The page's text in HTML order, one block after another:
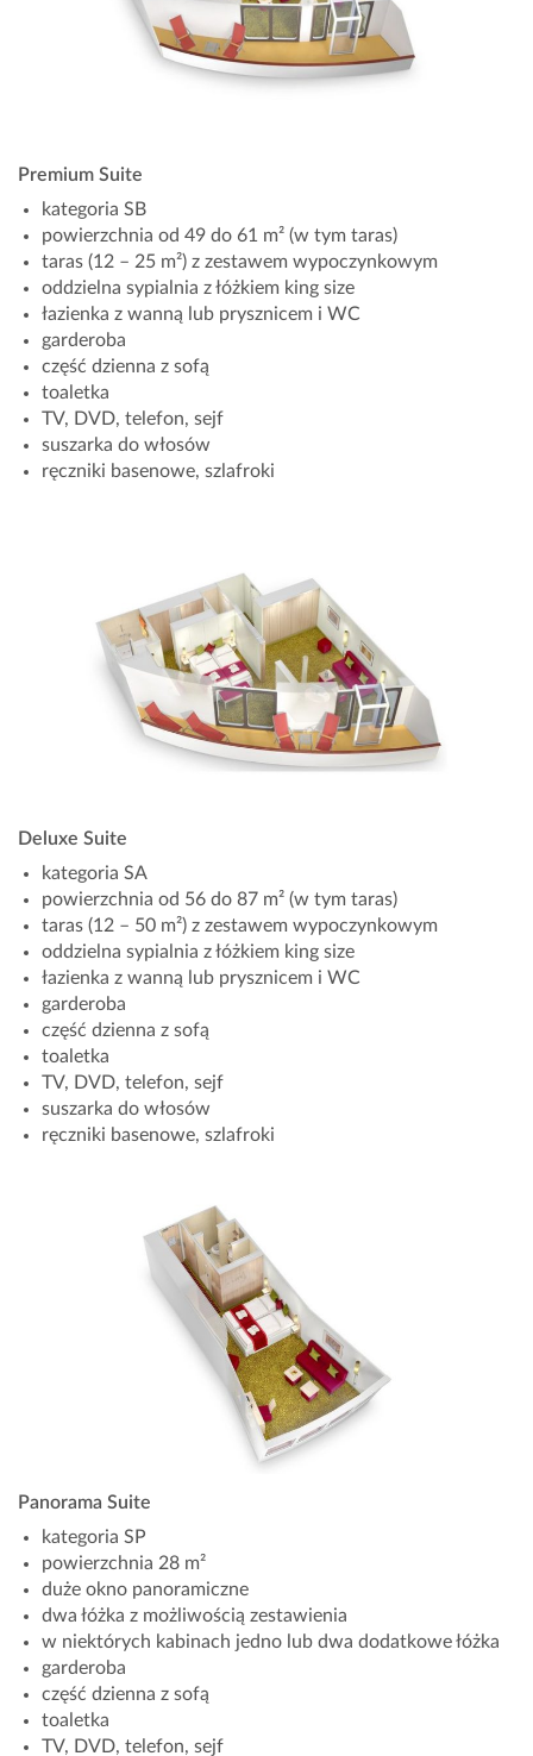
Premium Suite
kategoria SB
powierzchnia od 49 do 61 m² (w tym taras)
taras (12 – 25 m²) z zestawem wypoczynkowym
oddzielna sypialnia z łóżkiem king size
łazienka z wanną lub prysznicem i WC
garderoba
część dzienna z sofą
toaletka
TV, DVD, telefon, sejf
suszarka do włosów
ręczniki basenowe, szlafroki
Deluxe Suite
kategoria SA
powierzchnia od 56 do 87 m² (w tym taras)
taras (12 – 50 m²) z zestawem wypoczynkowym
oddzielna sypialnia z łóżkiem king size
łazienka z wanną lub prysznicem i WC
garderoba
część dzienna z sofą
toaletka
TV, DVD, telefon, sejf
suszarka do włosów
ręczniki basenowe, szlafroki
Panorama Suite
kategoria SP
powierzchnia 28 m²
duże okno panoramiczne
dwa łóżka z możliwością zestawienia
w niektórych kabinach jedno lub dwa dodatkowe łóżka
garderoba
część dzienna z sofą
toaletka
TV, DVD, telefon, sejf